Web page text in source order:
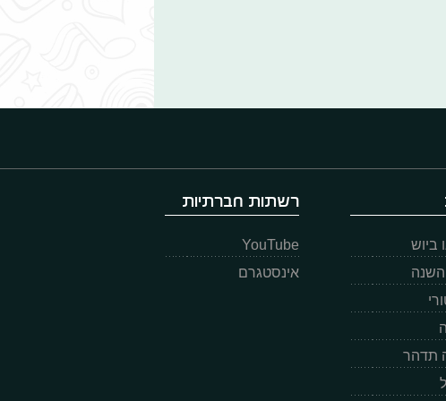
ביוש
השנה
תדהר
רשתות חברתיות
YouTube
אינסטגרם